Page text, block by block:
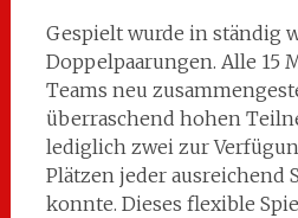
Gespielt wurde in ständig
Doppelpaarungen. Alle 15
Teams neu
überraschend hohen
lediglich zwei zur
Plätzen jeder ausreichend
konnte. Dieses flexible